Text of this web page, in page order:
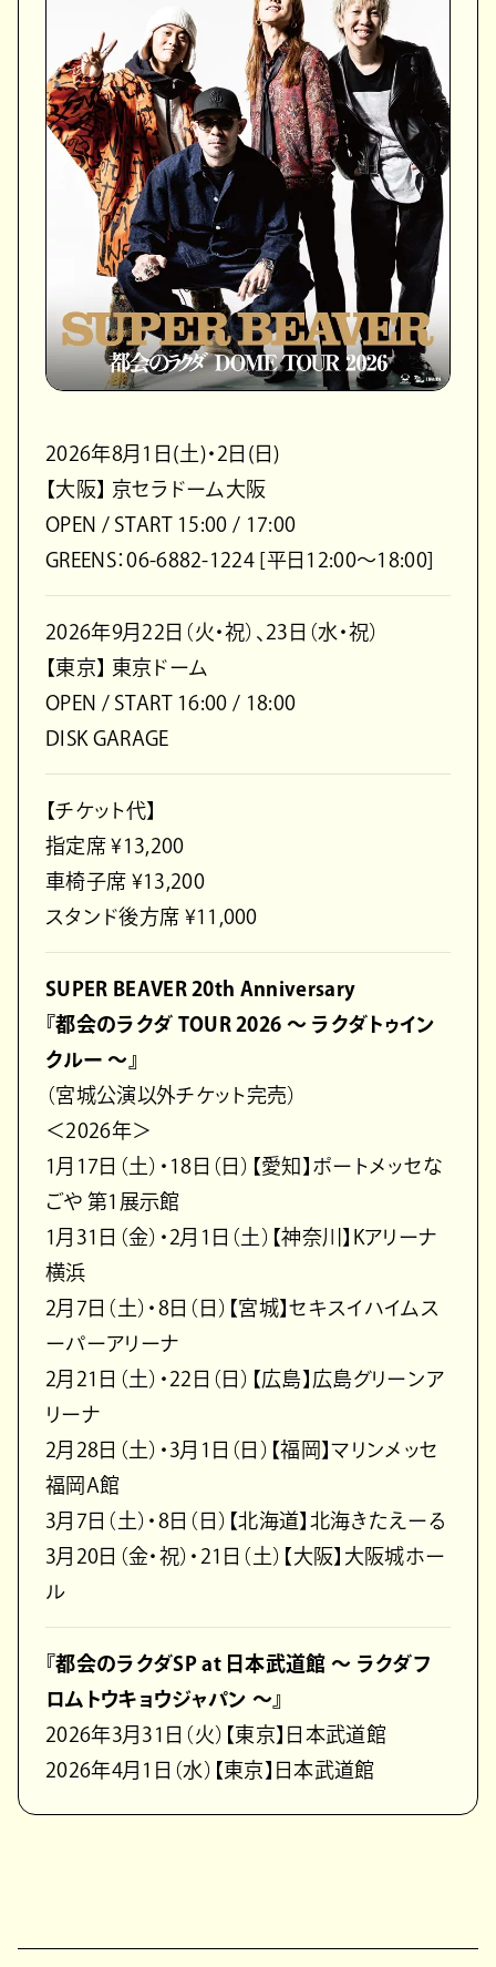
2026年8月1日(土)・2日(日)
【大阪】 京セラドーム大阪
OPEN / START 15:00 / 17:00
GREENS：06-6882-1224 [平日12:00〜18:00]
2026年9月22日（火・祝）、23日（水・祝）
【東京】 東京ドーム
OPEN / START 16:00 / 18:00
DISK GARAGE
【チケット代】
指定席 ¥13,200
車椅子席 ¥13,200
スタンド後方席 ¥11,000
SUPER BEAVER 20th Anniversary
『都会のラクダ TOUR 2026 〜 ラクダトゥイン
クルー 〜』
（宮城公演以外チケット完売）
＜2026年＞
1月17日（土）・18日（日）【愛知】ポートメッセな
ごや 第1展示館
1月31日（金）・2月1日（土）【神奈川】Kアリーナ
横浜
2月7日（土）・8日（日）【宮城】セキスイハイムス
ーパーアリーナ
2月21日（土）・22日（日）【広島】広島グリーンア
リーナ
2月28日（土）・3月1日（日）【福岡】マリンメッセ
福岡A館
3月7日（土）・8日（日）【北海道】北海きたえーる
3月20日（金・祝）・21日（土）【大阪】大阪城ホー
ル
『都会のラクダSP at 日本武道館 ～ ラクダフ
ロムトウキョウジャパン ～』
2026年3月31日（火）【東京】日本武道館
2026年4月1日（水）【東京】日本武道館